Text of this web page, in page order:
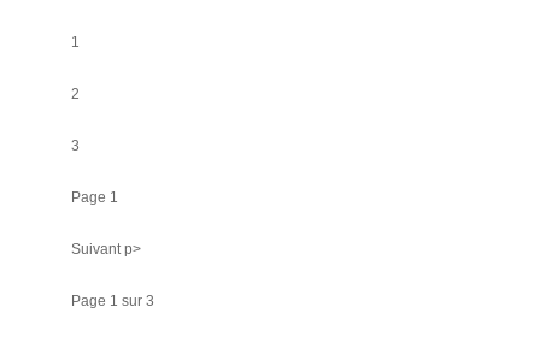
1
2
3
Page 1
Suivant p>
Page 1 sur 3